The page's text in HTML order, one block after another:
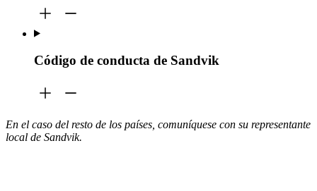
Código de conducta de Sandvik
En el caso del resto de los países, comuníquese con su representante
local de Sandvik.